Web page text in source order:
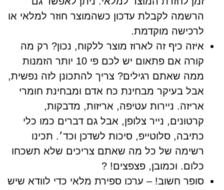
הרשמה לקבלת עדכון כשהמוצר חוזר למלאי או
לרכישה מוקדמת.
איזה כיף זה לארוז מוצר ללקוח, נכון? רק מה
קורה אם פתאום יש לכם פי 10 יותר הזמנות
ממה שאתם רגילים? צריך להתכונן לזה נפשית,
אבל בעיקר מבחינת כח אדם ומבחינת חומרי
אריזה. ניירות עטיפה, אריזות, מדבקות,
קרטונים, נייר צלופן, אבל גם דברים כמו כלי
כתיבה, סלוטייפ, סיכות לשדכן וכד׳. תכינו
רשימה של כל מה שאתם צריכים שלא תשכחו
כלום. וכמובן, פצפצים! ?
סופר חשוב! – ערכו ספירת מלאי כדי לוודא שיש